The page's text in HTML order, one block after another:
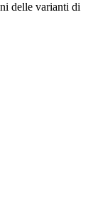
delle varianti di